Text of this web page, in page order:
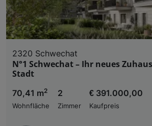
2320 Schwechat
N°1 Schwechat – Ihr neues
Stadt
70,41 m2
Wohnfläche
2
Zimmer
€ 391.000,00
Kaufpreis